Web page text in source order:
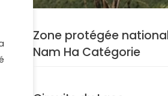
Zone protégée
Nam Ha Catégorie